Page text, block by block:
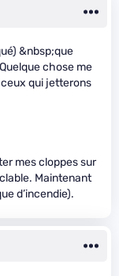
&nbsp;que
chose me
qui jetterons
mes cloppes sur
Maintenant
d’incendie).